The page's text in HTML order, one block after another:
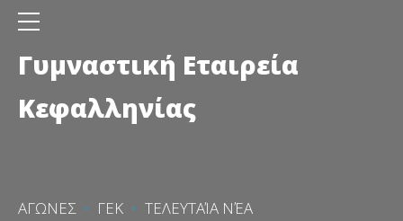
Γυμναστική Εταιρεία
Κεφαλληνίας
ΑΓΩΝΕΣ ΓΕΚ ΤΕΛΕΥΤΑΊΑ ΝΈΑ